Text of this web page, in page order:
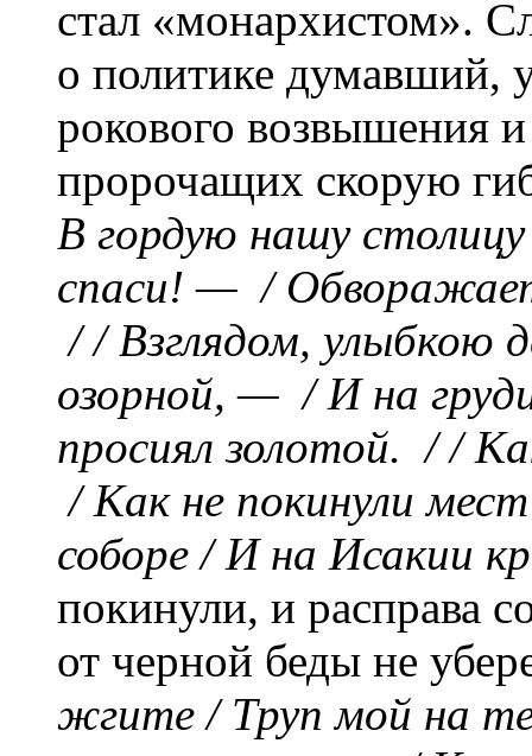
стал «монархистом».
о политике думавший,
рокового возвышения
пророчащих скорую
В гордую нашу
спаси! — /
/ / Взглядом, улыбкою
озорной, — / И на
просиял золотой. / /
/ Как не покинули
соборе / И на Исакии
покинули, и расправа
от черной беды не
жгите / Труп мой на